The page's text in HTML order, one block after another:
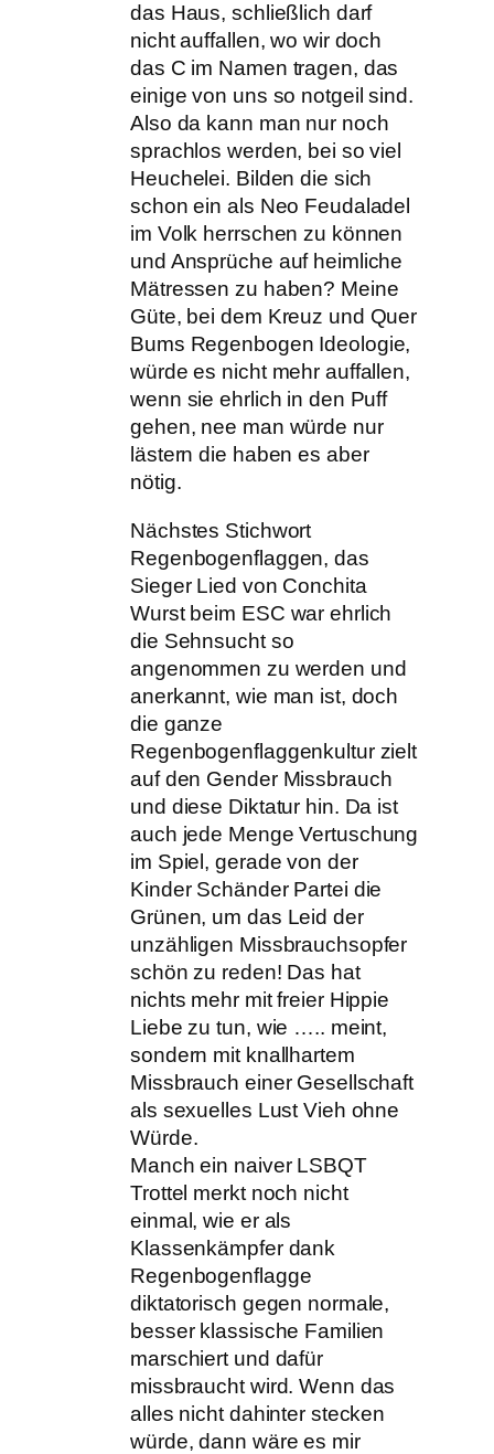
das Haus, schließlich darf
nicht auffallen, wo wir doch
das C im Namen tragen, das
einige von uns so notgeil sind.
Also da kann man nur noch
sprachlos werden, bei so viel
Heuchelei. Bilden die sich
schon ein als Neo Feudaladel
im Volk herrschen zu können
und Ansprüche auf heimliche
Mätressen zu haben? Meine
Güte, bei dem Kreuz und Quer
Bums Regenbogen Ideologie,
würde es nicht mehr auffallen,
wenn sie ehrlich in den Puff
gehen, nee man würde nur
lästern die haben es aber
nötig.
Nächstes Stichwort
Regenbogenflaggen, das
Sieger Lied von Conchita
Wurst beim ESC war ehrlich
die Sehnsucht so
angenommen zu werden und
anerkannt, wie man ist, doch
die ganze
Regenbogenflaggenkultur zielt
auf den Gender Missbrauch
und diese Diktatur hin. Da ist
auch jede Menge Vertuschung
im Spiel, gerade von der
Kinder Schänder Partei die
Grünen, um das Leid der
unzähligen Missbrauchsopfer
schön zu reden! Das hat
nichts mehr mit freier Hippie
Liebe zu tun, wie ….. meint,
sondern mit knallhartem
Missbrauch einer Gesellschaft
als sexuelles Lust Vieh ohne
Würde.
Manch ein naiver LSBQT
Trottel merkt noch nicht
einmal, wie er als
Klassenkämpfer dank
Regenbogenflagge
diktatorisch gegen normale,
besser klassische Familien
marschiert und dafür
missbraucht wird. Wenn das
alles nicht dahinter stecken
würde, dann wäre es mir